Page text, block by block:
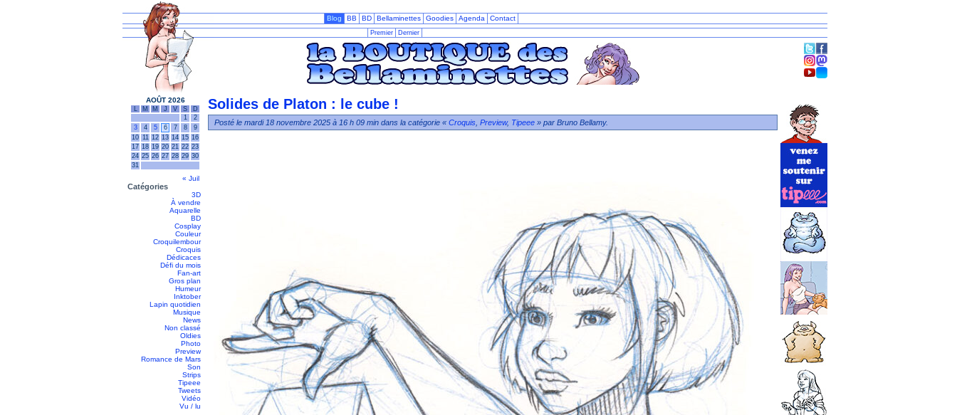
Blog BB BD Bellaminettes Goodies Agenda Contact
Premier Dernier
AOÛT 2026
L M M J V S
D
1
2
3
4 5 6 7 8
9
10 11 12 13 14 15 16
17 18 19 20 21 22 23
24 25 26 27 28 29 30
31
« Juil
Catégories
3D
À vendre
Aquarelle
BD
Cosplay
Couleur
Croquilembour
Croquis
Dédicaces
Défi du mois
Fan-art
Gros plan
Humeur
Inktober
Lapin quotidien
Musique
News
Non classé
Oldies
Photo
Preview
Romance de Mars
Son
Strips
Tipeee
Tweets
Vidéo
Vu / lu
Solides de Platon : le cube !
Posté le mardi 18 novembre 2025 à 16 h 09 min dans la catégorie « Croquis Preview, Tipeee » par Bruno Bellamy.